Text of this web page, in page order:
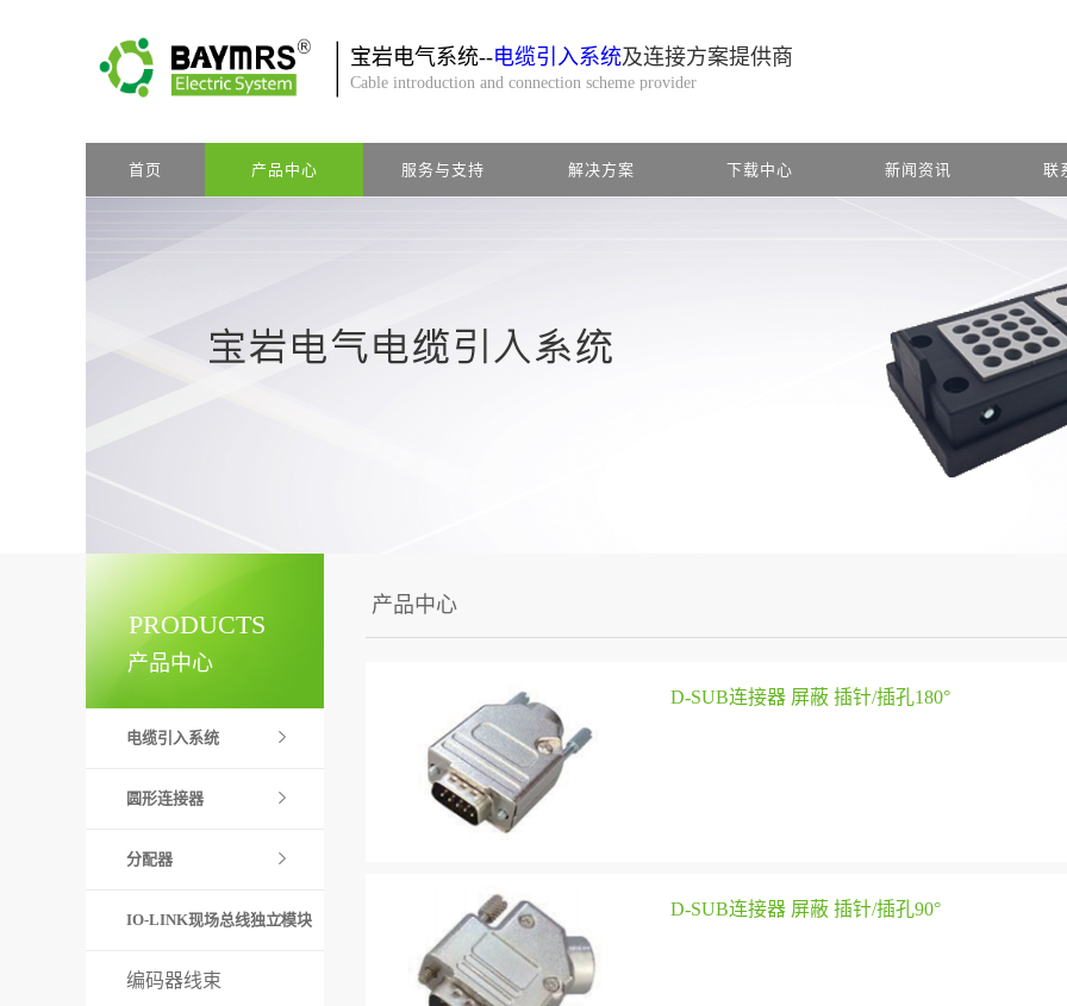
宝岩电气系统--电缆引入系统及连接方案提供商
Cable introduction and connection scheme provider
首页 产品中心 服务与支持 解决方案 下载中心 新闻资讯 联
产品中心
PRODUCTS
电缆引入系统
圆形连接器
分配器
IO-LINK现场总线独立模块
编码器线束
产品中心
D-SUB连接器 屏蔽 插针/插孔180°
D-SUB连接器 屏蔽 插针/插孔90°